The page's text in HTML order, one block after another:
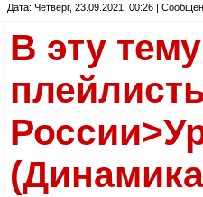
Дата: Четверг, 23.09.2021, 00:26 |
В эту